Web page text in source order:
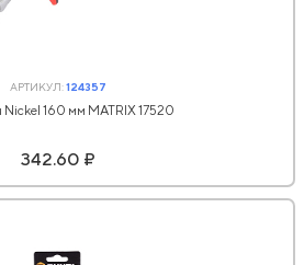
АРТИКУЛ:124357
Nickel 160 мм MATRIX 17520
342.60 ₽